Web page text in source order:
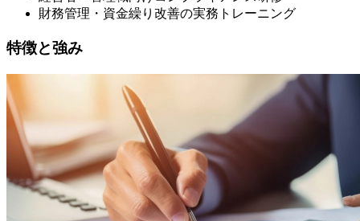
財務管理・資金繰り改善の実務トレーニング
特徴と強み